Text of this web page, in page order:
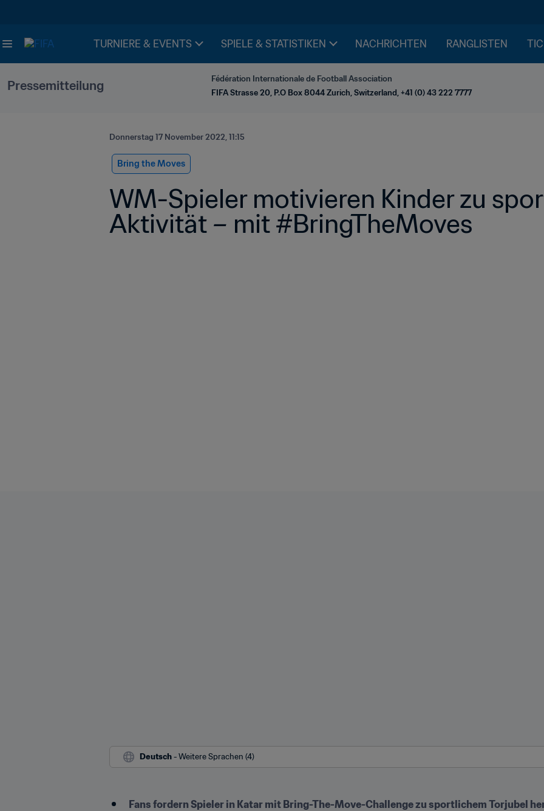
TURNIERE & EVENTS SPIELE & STATISTIKEN NACHRICHTEN RANGLISTEN
Pressemitteilung
Fédération Internationale de Football Association
FIFA Strasse 20, P.O Box 8044 Zurich, Switzerland, +41 (0) 43 222 7777
Donnerstag 17 November 2022, 11:15
Bring the Moves
WM-Spieler motivieren Kinder zu
Aktivität – mit #BringTheMoves
Deutsch - Weitere Sprachen (4)
Fans fordern Spieler in Katar mit Bring-The-Move-Challenge zu sportlichem Torjubel